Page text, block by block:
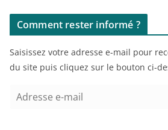
Comment rester informé ?
Saisissez votre adresse e-mail pour
du site puis cliquez sur le bouton ci-